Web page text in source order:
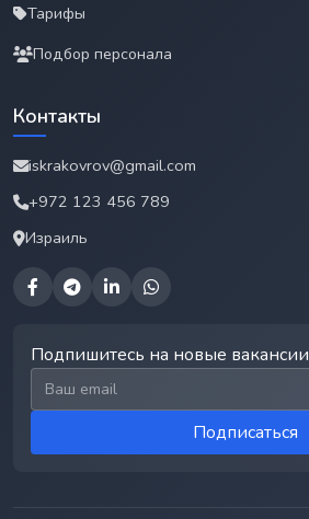
Тарифы
Подбор персонала
Контакты
iskrakovrov@gmail.com
+972 123 456 789
Израиль
Подпишитесь на новые вакансии
Email для подписки
Подписаться